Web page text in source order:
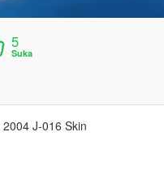
5
Suka
J-016 Skin